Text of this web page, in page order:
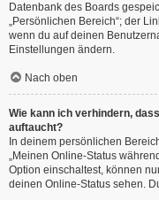
Datenbank des Boards
„Persönlichen Bereich“; der
wenn du auf deinen
Einstellungen ändern.
Nach oben
Wie kann ich verhindern,
auftaucht?
In deinem persönlichen
„Meinen Online-Status
Option einschaltest, können
deinen Online-Status sehen.